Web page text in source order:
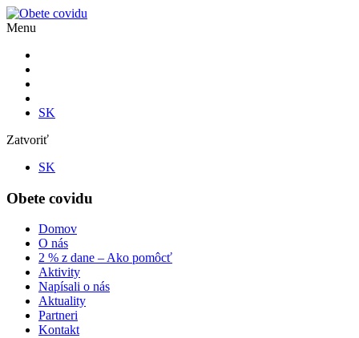
Menu
SK
Zatvoriť
SK
Obete covidu
Domov
O nás
2 % z dane – Ako pomôcť
Aktivity
Napísali o nás
Aktuality
Partneri
Kontakt